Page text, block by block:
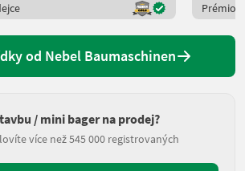
od Nebel Baumaschinen
/ mini bager na prodej?
více než 545 000 registrovaných